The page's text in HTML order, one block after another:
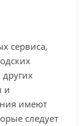
сервиса,
и
имеют
следует